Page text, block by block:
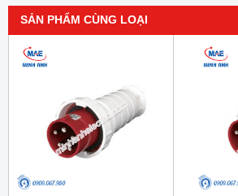
SẢN PHẨM CÙNG LOẠI